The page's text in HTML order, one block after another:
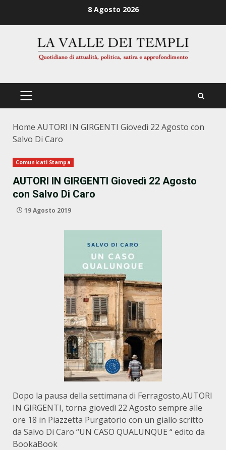
8 Agosto 2026
PRIMÄRES
Home AUTORI IN GIRGENTI Giovedì 22 Agosto con
Salvo Di Caro
Comunicati Stampa
AUTORI IN GIRGENTI Giovedì 22 Agosto
con Salvo Di Caro
19 Agosto 2019
Dopo la pausa della settimana di Ferragosto,AUTORI
IN GIRGENTI, torna giovedì 22 Agosto sempre alle
ore 18 in Piazzetta Purgatorio con un giallo scritto
da Salvo Di Caro “UN CASO QUALUNQUE “ edito da
BookaBook